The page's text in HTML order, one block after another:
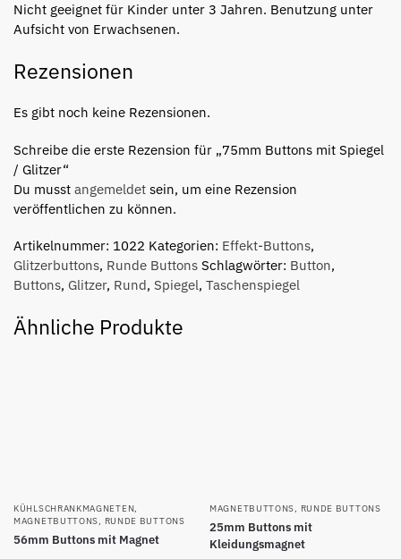
Nicht geeignet für Kinder unter 3 Jahren. Benutzung unter
Aufsicht von Erwachsenen.
Rezensionen
Es gibt noch keine Rezensionen.
Schreibe die erste Rezension für „75mm Buttons mit Spiegel
/ Glitzer“
Du musst angemeldet sein, um eine Rezension
veröffentlichen zu können.
Artikelnummer: 1022 Kategorien: Effekt-Buttons,
Glitzerbuttons, Runde Buttons Schlagwörter: Button,
Buttons, Glitzer, Rund, Spiegel, Taschenspiegel
Ähnliche Produkte
KÜHLSCHRANKMAGNETEN,
MAGNETBUTTONS, RUNDE BUTTONS
56mm Buttons mit Magnet
MAGNETBUTTONS, RUNDE BUTTONS
25mm Buttons mit
Kleidungsmagnet